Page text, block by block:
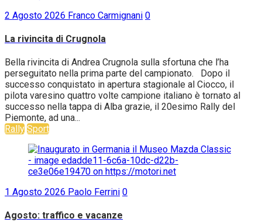
2 Agosto 2026 Franco Carmignani 0
La rivincita di Crugnola
Bella rivincita di Andrea Crugnola sulla sfortuna che l’ha
perseguitato nella prima parte del campionato. Dopo il
successo conquistato in apertura stagionale al Ciocco, il
pilota varesino quattro volte campione italiano è tornato al
successo nella tappa di Alba grazie, il 20esimo Rally del
Piemonte, ad una...
Rally Sport
1 Agosto 2026 Paolo Ferrini 0
Agosto: traffico e vacanze